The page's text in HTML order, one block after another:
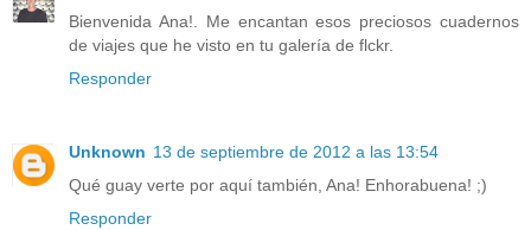
Bienvenida Ana!. Me encantan esos preciosos cuadernos
de viajes que he visto en tu galería de flckr.
Responder
Unknown 13 de septiembre de 2012 a las 13:54
Qué guay verte por aquí también, Ana! Enhorabuena! ;)
Responder